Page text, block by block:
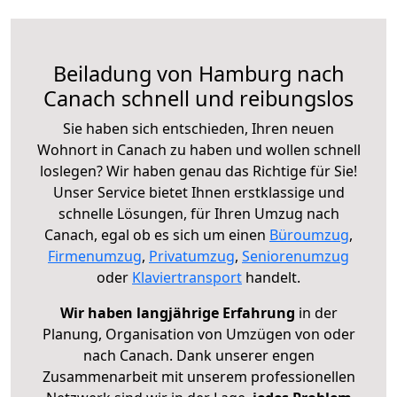
Beiladung von Hamburg nach
Canach schnell und reibungslos
Sie haben sich entschieden, Ihren neuen
Wohnort in Canach zu haben und wollen schnell
loslegen? Wir haben genau das Richtige für Sie!
Unser Service bietet Ihnen erstklassige und
schnelle Lösungen, für Ihren Umzug nach
Canach, egal ob es sich um einen Büroumzug,
Firmenumzug, Privatumzug, Seniorenumzug
oder Klaviertransport handelt.
Wir haben langjährige Erfahrung in der
Planung, Organisation von Umzügen von oder
nach Canach. Dank unserer engen
Zusammenarbeit mit unserem professionellen